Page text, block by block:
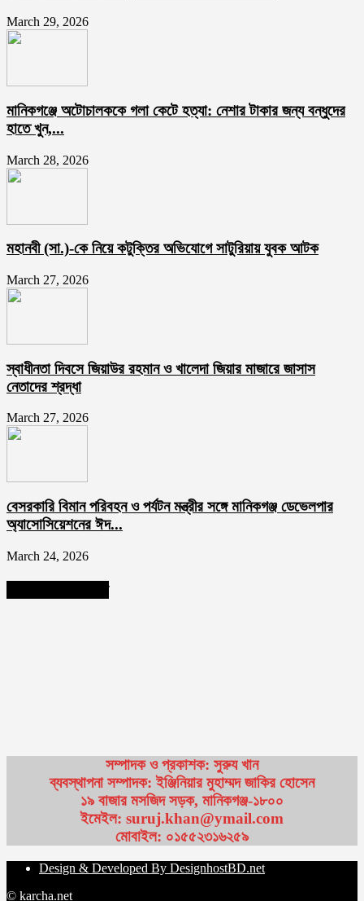
March 29, 2026
মানিকগঞ্জে অটোচালককে গলা কেটে হত্যা: নেশার টাকার জন্য বন্ধুদের
হাতে খুন,...
March 28, 2026
মহানবী (সা.)-কে নিয়ে কটুক্তির অভিযোগে সাটুরিয়ায় যুবক আটক
March 27, 2026
স্বাধীনতা দিবসে জিয়াউর রহমান ও খালেদা জিয়ার মাজারে জাসাস
নেতাদের শ্রদ্ধা
March 27, 2026
বেসরকারি বিমান পরিবহন ও পর্যটন মন্ত্রীর সঙ্গে মানিকগঞ্জ ডেভেলপার
অ্যাসোসিয়েশনের ঈদ...
March 24, 2026
সম্পাদক ও প্রকাশক: সুরুয খান
ব্যবস্থাপনা সম্পাদক: ইঞ্জিনিয়ার মুহাম্মদ জাকির হোসেন
১৯ বাজার মসজিদ সড়ক, মানিকগঞ্জ-১৮০০
ইমেইল: suruj.khan@ymail.com
মোবাইল: ০১৫৫২৩১৬২৫৯
Design & Developed By DesignhostBD.net
© karcha.net